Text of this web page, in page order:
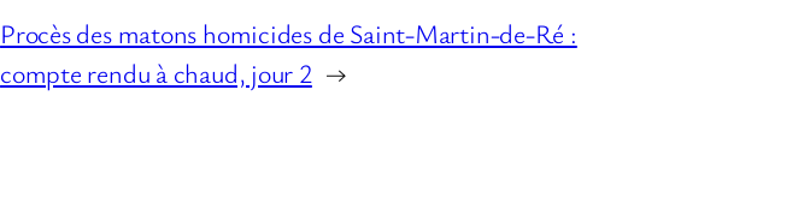
Procès des matons homicides de Saint-Martin-de-Ré :
compte rendu à chaud, jour 2 →